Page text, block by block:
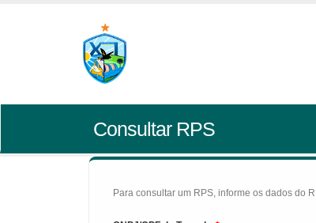
Consultar RPS
Para consultar um RPS, informe os dados do